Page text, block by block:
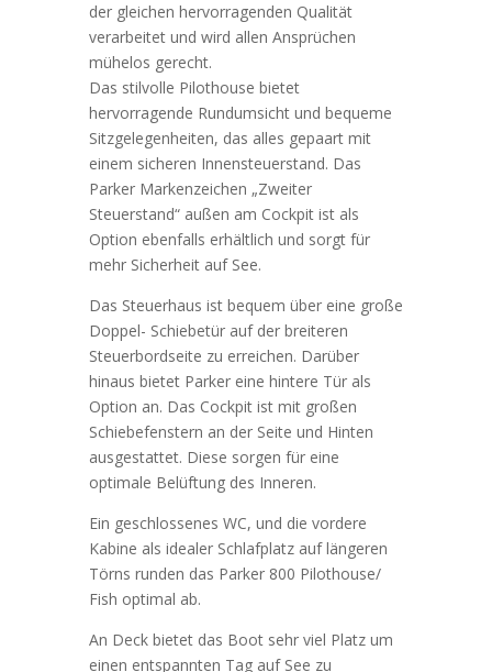
der gleichen hervorragenden Qualität
verarbeitet und wird allen Ansprüchen
mühelos gerecht.
Das stilvolle Pilothouse bietet
hervorragende Rundumsicht und bequeme
Sitzgelegenheiten, das alles gepaart mit
einem sicheren Innensteuerstand. Das
Parker Markenzeichen „Zweiter
Steuerstand“ außen am Cockpit ist als
Option ebenfalls erhältlich und sorgt für
mehr Sicherheit auf See.
Das Steuerhaus ist bequem über eine große
Doppel- Schiebetür auf der breiteren
Steuerbordseite zu erreichen. Darüber
hinaus bietet Parker eine hintere Tür als
Option an. Das Cockpit ist mit großen
Schiebefenstern an der Seite und Hinten
ausgestattet. Diese sorgen für eine
optimale Belüftung des Inneren.
Ein geschlossenes WC, und die vordere
Kabine als idealer Schlafplatz auf längeren
Törns runden das Parker 800 Pilothouse/
Fish optimal ab.
An Deck bietet das Boot sehr viel Platz um
einen entspannten Tag auf See zu